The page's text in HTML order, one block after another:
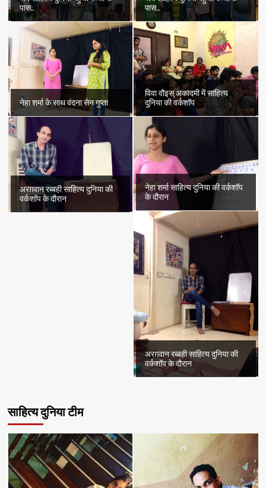
पास..
पास..
नेहा शर्मा के साथ वंदना सेन गुप्ता
विवा वौइस् अकादमी में साहित्य
दुनिया की वर्कशॉप
अरग़वान रब्बही साहित्य दुनिया की
वर्कशॉप के दौरान
नेहा शर्मा साहित्य दुनिया की वर्कशॉप
के दौरान
अरग़वान रब्बही साहित्य दुनिया की
वर्कशॉप के दौरान
साहित्य दुनिया टीम